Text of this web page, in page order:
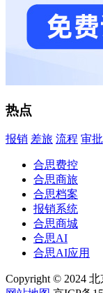
热点
报销 差旅 流程 审批
合思费控
合思商旅
合思档案
报销系统
合思商城
合思AI
合思AI应用
Copyright © 2024